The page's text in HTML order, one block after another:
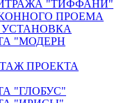
"ТИФФАНИ"
ПРОЕМА
"МОДЕРН
ПРОЕКТА
"ГЛОБУС"